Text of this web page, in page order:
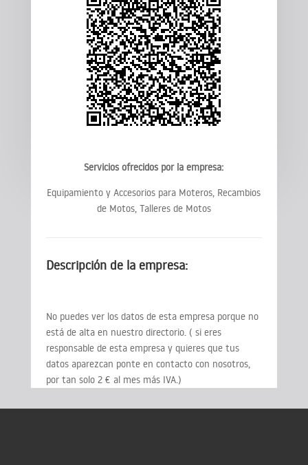
Servicios ofrecidos por la empresa:
Equipamiento y Accesorios para Moteros, Recambios
de Motos, Talleres de Motos
Descripción de la empresa:
No puedes ver los datos de esta empresa porque no
está de alta en nuestro directorio. ( si eres
responsable de esta empresa y quieres que tus
datos aparezcan ponte en contacto con nosotros,
por tan solo 2 € al mes más IVA.)